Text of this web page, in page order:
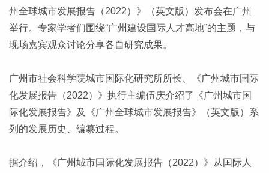
州全球城市发展报告（2022）》（英文版）发布会在广州
举行。专家学者们围绕“广州建设国际人才高地”的主题，与
现场嘉宾观众讨论分享各自研究成果。
广州市社会科学院城市国际化研究所所长、《广州城市国际
化发展报告（2022）》执行主编伍庆介绍了《广州城市国
际化发展报告》及《广州全球城市发展报告》（英文版）系
列的发展历史、编纂过程。
据介绍，《广州城市国际化发展报告（2022）》从国际人